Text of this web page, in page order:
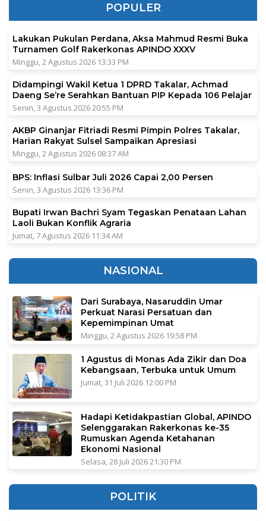
POPULER
Lakukan Pukulan Perdana, Aksa Mahmud Resmi Buka
Turnamen Golf Rakerkonas APINDO XXXV
Minggu, 2 Agustus 2026 13:33 PM
Didampingi Wakil Ketua 1 DPRD Takalar, Achmad
Daeng Se’re Serahkan Bantuan PIP Kepada 106 Pelajar
Senin, 3 Agustus 2026 20:55 PM
AKBP Ginanjar Fitriadi Resmi Pimpin Polres Takalar,
Harian Rakyat Sulsel Sampaikan Apresiasi
Minggu, 2 Agustus 2026 08:37 AM
BPS: Inflasi Sulbar Juli 2026 Capai 2,00 Persen
Senin, 3 Agustus 2026 13:36 PM
Bupati Irwan Bachri Syam Tegaskan Penataan Lahan
Laoli Bukan Konflik Agraria
Jumat, 7 Agustus 2026 11:34 AM
NASIONAL
Dari Surabaya, Nasaruddin Umar
Perkuat Narasi Persatuan dan
Kepemimpinan Umat
Minggu, 2 Agustus 2026 19:58 PM
1 Agustus di Monas Ada Zikir dan Doa
Kebangsaan, Terbuka untuk Umum
Jumat, 31 Juli 2026 12:00 PM
Hadapi Ketidakpastian Global, APINDO
Selenggarakan Rakerkonas ke-35
Rumuskan Agenda Ketahanan
Ekonomi Nasional
Selasa, 28 Juli 2026 21:30 PM
POLITIK